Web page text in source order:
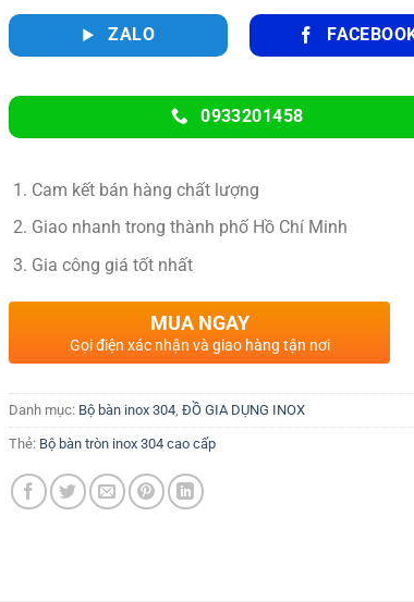
ZALO
0933201458
Cam kết bán hàng chất lượng
Giao nhanh trong thành phố Hồ Chí Minh
Gia công giá tốt nhất
MUA NGAY
Gọi điện xác nhận và giao hàng tận nơi
Danh mục: Bộ bàn inox 304 ĐỒ GIA DỤNG INOX
Thẻ: Bộ bàn tròn inox 304 cao cấp